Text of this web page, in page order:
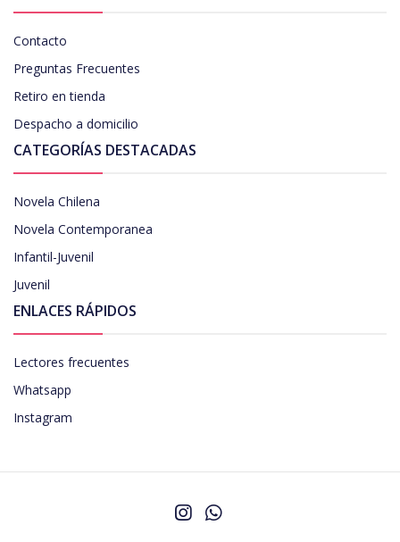
Contacto
Preguntas Frecuentes
Retiro en tienda
Despacho a domicilio
CATEGORÍAS DESTACADAS
Novela Chilena
Novela Contemporanea
Infantil-Juvenil
Juvenil
ENLACES RÁPIDOS
Lectores frecuentes
Whatsapp
Instagram